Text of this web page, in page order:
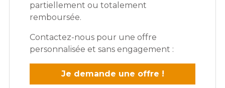
partiellement ou totalement
remboursée.
Contactez-nous pour une offre
personnalisée et sans engagement :
Je demande une offre !